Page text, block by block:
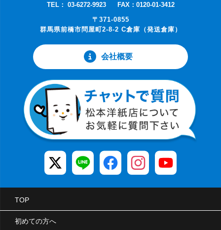
TEL： 03-6272-9923
FAX：0120-01-3412
〒371-0855
群馬県前橋市問屋町2-8-2 C倉庫（発送倉庫）
会社概要
TOP
初めての方へ